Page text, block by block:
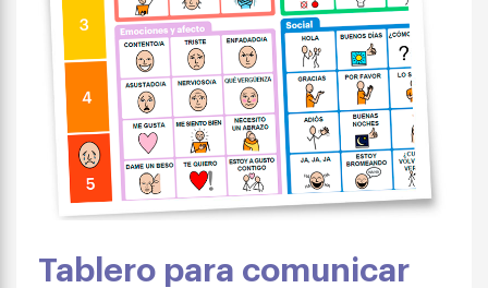
Tablero para comunicar